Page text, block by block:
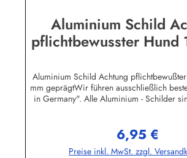
Aluminium Schild
pflichtbewusster Hund
Aluminium Schild Achtung
mm geprägtWir führen ausschließlich
in Germany". Alle Aluminium - Schilder
Schilder- und Etikettenfabrik GmbH & Co.
– 1642111
Regulärer Preis:
6,95 €
Preise inkl. MwSt. zzgl.